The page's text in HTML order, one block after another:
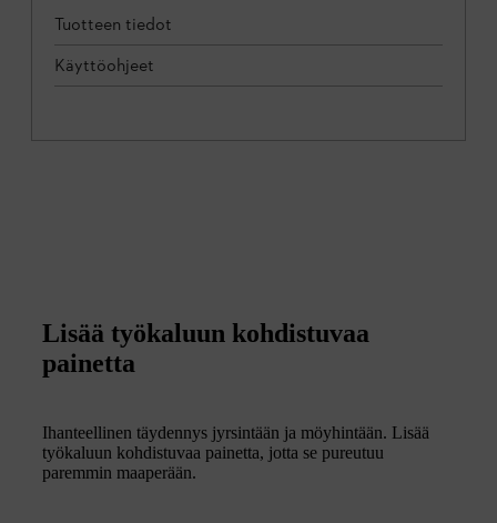
Tuotteen tiedot
Käyttöohjeet
Lisää työkaluun kohdistuvaa
painetta
Ihanteellinen täydennys jyrsintään ja möyhintään. Lisää
työkaluun kohdistuvaa painetta, jotta se pureutuu
paremmin maaperään.